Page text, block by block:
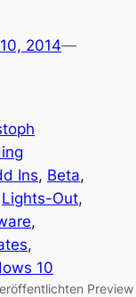
2014—
Ins, Beta
Lights-Out
10